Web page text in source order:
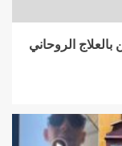
طبنجة صوت و3هاتف محمول
منتحل صفة
“وثائقيات
الروحاني